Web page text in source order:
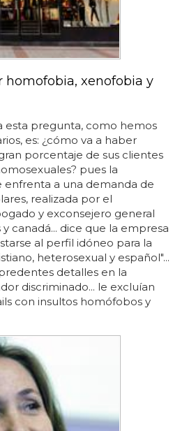
homofobia, xenofobia y
esta pregunta, como hemos
es: ¿cómo va a haber
porcentaje de sus clientes
pues la
enfrenta a una demanda de
realizada por el
y exconsejero general
canadá... dice que la empresa
al perfil idóneo para la
heterosexual y español"...
detalles en la
discriminado... le excluían
con insultos homófobos y